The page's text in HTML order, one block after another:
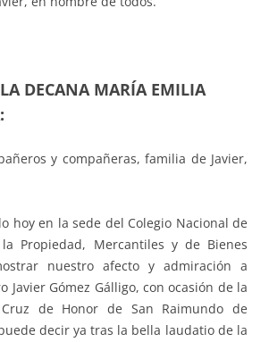
DECANA MARÍA EMILIA
y compañeras, familia de Javier,
hoy en la sede del Colegio Nacional de
Propiedad, Mercantiles y de Bienes
nuestro afecto y admiración a
Javier Gómez Gálligo, con ocasión de la
de Honor de San Raimundo de
decir ya tras la bella laudatio de la